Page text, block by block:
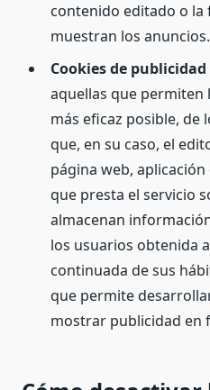
contenido editado o la
muestran los anuncios.
Cookies de
aquellas que permiten
más eficaz posible, de
que, en su caso, el
página web,
que presta el servicio
almacenan
los usuarios obtenida
continuada de sus
que permite
mostrar publicidad en